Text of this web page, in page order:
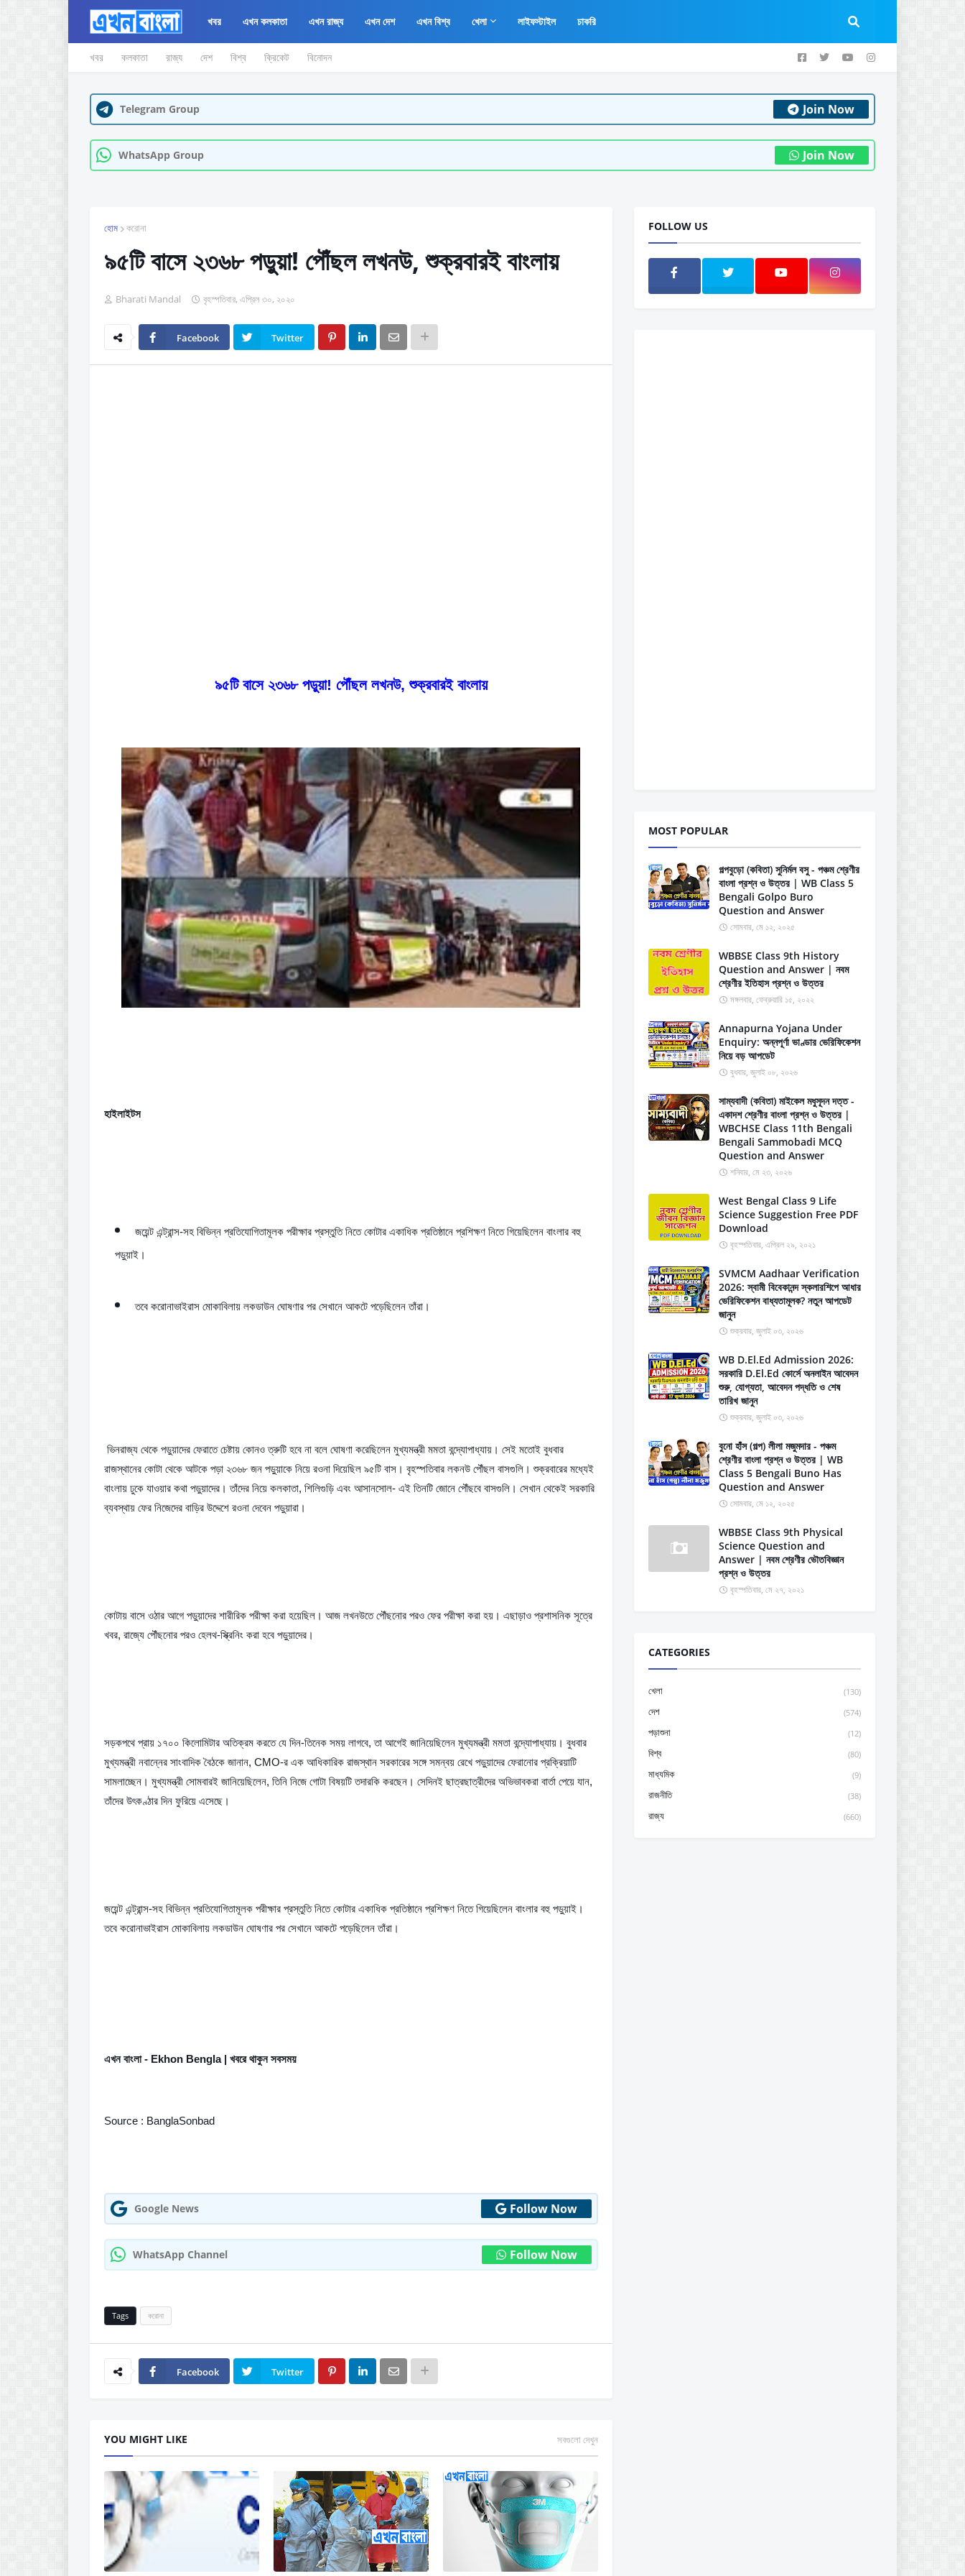
খবর এখন কলকাতা এখন রাজ্য এখন দেশ এখন বিশ্ব খেলা লাইফস্টাইল চাকরি
খবর কলকাতা রাজ্য দেশ বিশ্ব ক্রিকেট বিনোদন
Telegram Group Join Now
WhatsApp Group Join Now
হোম করোনা
৯৫টি বাসে ২৩৬৮ পড়ুয়া! পৌঁছল লখনউ, শুক্রবারই বাংলায়
Bharati Mandal বৃহস্পতিবার, এপ্রিল ৩০, ২০২০
Facebook Twitter
৯৫টি বাসে ২৩৬৮ পড়ুয়া! পৌঁছল লখনউ, শুক্রবারই বাংলায়
হাইলাইটস
জয়েন্ট এন্ট্রান্স-সহ বিভিন্ন প্রতিযোগিতামূলক পরীক্ষার প্রস্তুতি নিতে কোটার একাধিক প্রতিষ্ঠানে প্রশিক্ষণ নিতে গিয়েছিলেন বাংলার বহু
পড়ুয়াই।
তবে করোনাভাইরাস মোকাবিলায় লকডাউন ঘোষণার পর সেখানে আকটে পড়েছিলেন তাঁরা।
রাজস্থানের কোটা থেকে আটকে পড়া ২৩৬৮ জন পড়ুয়াকে নিয়ে রওনা দিয়েছিল ৯৫টি বাস। বৃহস্পতিবার লকনউ পৌঁছল বাসগুলি। শুক্রবারের মধ্যেই
বাংলায় ঢুকে যাওয়ার কথা পড়ুয়াদের। তাঁদের নিয়ে কলকাতা, শিলিগুড়ি এবং আসানসোল- এই তিনটি জোনে পৌঁছবে বাসগুলি। সেখান থেকেই সরকারি
ব্যবস্থায় ফের নিজেদের বাড়ির উদ্দেশে রওনা দেবেন পড়ুয়ারা।
কোটায় বাসে ওঠার আগে পড়ুয়াদের শারীরিক পরীক্ষা করা হয়েছিল। আজ লখনউতে পৌঁছনোর পরও ফের পরীক্ষা করা হয়। এছাড়াও প্রশাসনিক সূত্রে
খবর, রাজ্যে পৌঁছনোর পরও হেলথ-স্ক্রিনিং করা হবে পড়ুয়াদের।
সড়কপথে প্রায় ১৭০০ কিলোমিটার অতিক্রম করতে যে দিন-তিনেক সময় লাগবে, তা আগেই জানিয়েছিলেন মুখ্যমন্ত্রী মমতা বন্দ্যোপাধ্যায়। বুধবার
মুখ্যমন্ত্রী নবান্নের সাংবাদিক বৈঠকে জানান, CMO-র এক আধিকারিক রাজস্থান সরকারের সঙ্গে সমন্বয় রেখে পড়ুয়াদের ফেরানোর প্রক্রিয়াটি
সামলাচ্ছেন। মুখ্যমন্ত্রী সোমবারই জানিয়েছিলেন, তিনি নিজে গোটা বিষয়টি তদারকি করছেন। সেদিনই ছাত্রছাত্রীদের অভিভাবকরা বার্তা পেয়ে যান,
তাঁদের উৎকণ্ঠার দিন ফুরিয়ে এসেছে।
জয়েন্ট এন্ট্রান্স-সহ বিভিন্ন প্রতিযোগিতামূলক পরীক্ষার প্রস্তুতি নিতে কোটার একাধিক প্রতিষ্ঠানে প্রশিক্ষণ নিতে গিয়েছিলেন বাংলার বহু পড়ুয়াই।
তবে করোনাভাইরাস মোকাবিলায় লকডাউন ঘোষণার পর সেখানে আকটে পড়েছিলেন তাঁরা।
এখন বাংলা - Ekhon Bengla | খবরে থাকুন সবসময়
Source : BanglaSonbad
Google News Follow Now
WhatsApp Channel Follow Now
Tags করোনা
Facebook Twitter
YOU MIGHT LIKE সবগুলো দেখুন
FOLLOW US
MOST POPULAR
গল্পবুড়ো (কবিতা) সুনির্মল বসু - পঞ্চম শ্রেণীর
বাংলা প্রশ্ন ও উত্তর | WB Class 5
Bengali Golpo Buro
Question and Answer
সোমবার, মে ১২, ২০২৫
WBBSE Class 9th History
Question and Answer | নবম
শ্রেণীর ইতিহাস প্রশ্ন ও উত্তর
মঙ্গলবার, ফেব্রুয়ারি ১৫, ২০২২
Annapurna Yojana Under
Enquiry: অন্নপূর্ণা ভাণ্ডার ভেরিফিকেশন
নিয়ে বড় আপডেট
বুধবার, জুলাই ০৮, ২০২৬
সাম্যবাদী (কবিতা) মাইকেল মধুসূদন দত্ত -
একাদশ শ্রেণীর বাংলা প্রশ্ন ও উত্তর |
WBCHSE Class 11th Bengali
Bengali Sammobadi MCQ
Question and Answer
শনিবার, মে ২৩, ২০২৬
West Bengal Class 9 Life
Science Suggestion Free PDF
Download
বৃহস্পতিবার, এপ্রিল ২৯, ২০২১
SVMCM Aadhaar Verification
2026: স্বামী বিবেকানন্দ স্কলারশিপে আধার
ভেরিফিকেশন বাধ্যতামূলক? নতুন আপডেট
জানুন
শুক্রবার, জুলাই ০৩, ২০২৬
WB D.El.Ed Admission 2026:
সরকারি D.El.Ed কোর্সে অনলাইন আবেদন
শুরু, যোগ্যতা, আবেদন পদ্ধতি ও শেষ
তারিখ জানুন
শুক্রবার, জুলাই ০৩, ২০২৬
বুনো হাঁস (গল্প) লীলা মজুমদার - পঞ্চম
শ্রেণীর বাংলা প্রশ্ন ও উত্তর | WB
Class 5 Bengali Buno Has
Question and Answer
সোমবার, মে ১২, ২০২৫
WBBSE Class 9th Physical
Science Question and
Answer | নবম শ্রেণীর ভৌতবিজ্ঞান
প্রশ্ন ও উত্তর
বৃহস্পতিবার, মে ২৭, ২০২১
CATEGORIES
খেলা (130)
দেশ (574)
পড়াশুনা (12)
বিশ্ব (80)
মাধ্যমিক (9)
রাজনীতি (38)
রাজ্য (660)